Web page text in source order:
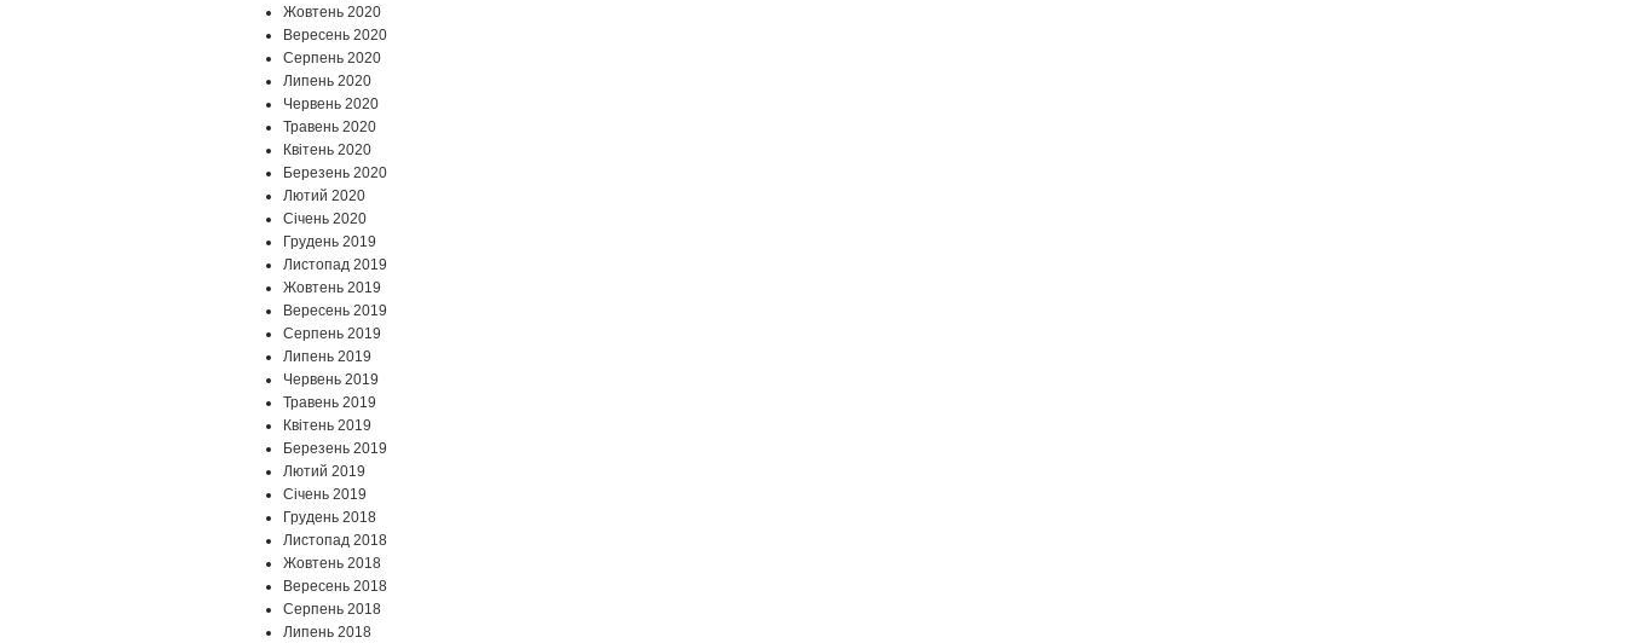
Жовтень 2020
Вересень 2020
Серпень 2020
Липень 2020
Червень 2020
Травень 2020
Квітень 2020
Березень 2020
Лютий 2020
Січень 2020
Грудень 2019
Листопад 2019
Жовтень 2019
Вересень 2019
Серпень 2019
Липень 2019
Червень 2019
Травень 2019
Квітень 2019
Березень 2019
Лютий 2019
Січень 2019
Грудень 2018
Листопад 2018
Жовтень 2018
Вересень 2018
Серпень 2018
Липень 2018